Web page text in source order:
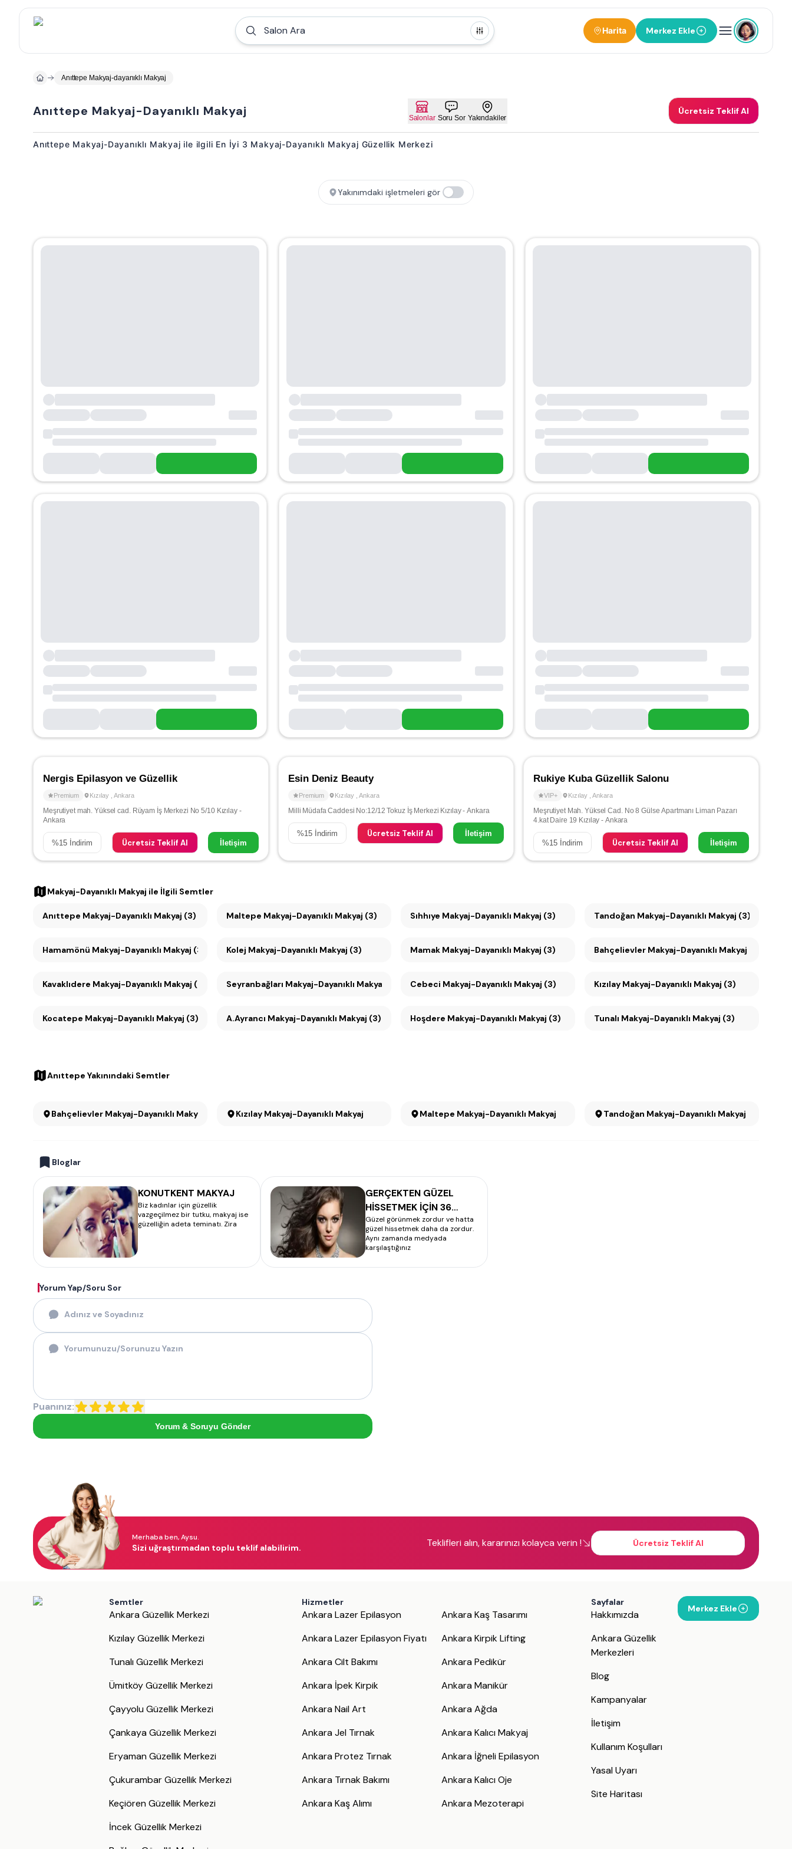
Salon Ara Harita Merkez Ekle
Anıttepe Makyaj-dayanıklı Makyaj
Anıttepe Makyaj-Dayanıklı Makyaj Salonlar Soru Sor Yakındakiler
Ücretsiz Teklif Al
Anıttepe Makyaj-Dayanıklı Makyaj ile ilgili En İyi 3 Makyaj-Dayanıklı Makyaj Güzellik Merkezi
Yakınımdaki işletmeleri gör
Nergis Epilasyon ve Güzellik
Premium Kızılay Ankara
Meşrutiyet mah. Yüksel cad. Rüyam İş Merkezi No 5/10 Kızılay -
Ankara
%15 İndirim Ücretsiz Teklif Al İletişim
Esin Deniz Beauty
Premium Kızılay Ankara
Milli Müdafa Caddesi No:12/12 Tokuz İş Merkezi Kızılay - Ankara
%15 İndirim Ücretsiz Teklif Al İletişim
Rukiye Kuba Güzellik Salonu
VIP+ Kızılay Ankara
Meşrutiyet Mah. Yüksel Cad. No 8 Gülse Apartmanı Liman Pazarı
4.kat Daire 19 Kızılay - Ankara
%15 İndirim Ücretsiz Teklif Al İletişim
Makyaj-Dayanıklı Makyaj ile İlgili Semtler
Anıttepe Makyaj-Dayanıklı Makyaj (3) Maltepe Makyaj-Dayanıklı Makyaj (3) Sıhhıye Makyaj-Dayanıklı Makyaj (3) Tandoğan Makyaj-Dayanıklı Makyaj (3)
Hamamönü Makyaj-Dayanıklı Makyaj (3) Kolej Makyaj-Dayanıklı Makyaj (3) Mamak Makyaj-Dayanıklı Makyaj (3) Bahçelievler Makyaj-Dayanıklı Makyaj (3)
Kavaklıdere Makyaj-Dayanıklı Makyaj (3) Seyranbağları Makyaj-Dayanıklı Makyaj (3) Cebeci Makyaj-Dayanıklı Makyaj (3) Kızılay Makyaj-Dayanıklı Makyaj (3)
Kocatepe Makyaj-Dayanıklı Makyaj (3) A.Ayrancı Makyaj-Dayanıklı Makyaj (3) Hoşdere Makyaj-Dayanıklı Makyaj (3) Tunalı Makyaj-Dayanıklı Makyaj (3)
Anıttepe Yakınındaki Semtler
Bahçelievler Makyaj-Dayanıklı Makyaj Kızılay Makyaj-Dayanıklı Makyaj Maltepe Makyaj-Dayanıklı Makyaj Tandoğan Makyaj-Dayanıklı Makyaj
Bloglar
KONUTKENT MAKYAJ
Biz kadınlar için güzellik
vazgeçilmez bir tutku, makyaj ise
güzelliğin adeta teminatı. Zira
GERÇEKTEN GÜZEL
HİSSETMEK İÇİN 36
YÖNTEM
Güzel görünmek zordur ve hatta
güzel hissetmek daha da zordur.
Aynı zamanda medyada
karşılaştığınız
Yorum Yap/Soru Sor
Puanınız:
Yorum & Soruyu Gönder
Merhaba ben, Aysu.
Sizi uğraştırmadan toplu teklif alabilirim. Teklifleri alın, kararınızı kolayca verin ! Ücretsiz Teklif Al
Semtler
Ankara Güzellik Merkezi
Kızılay Güzellik Merkezi
Tunalı Güzellik Merkezi
Ümitköy Güzellik Merkezi
Çayyolu Güzellik Merkezi
Çankaya Güzellik Merkezi
Eryaman Güzellik Merkezi
Çukurambar Güzellik Merkezi
Keçiören Güzellik Merkezi
İncek Güzellik Merkezi
Hizmetler
Ankara Lazer Epilasyon
Ankara Lazer Epilasyon Fiyatı
Ankara Cilt Bakımı
Ankara İpek Kirpik
Ankara Nail Art
Ankara Jel Tırnak
Ankara Protez Tırnak
Ankara Tırnak Bakımı
Ankara Kaş Alımı
Ankara Kaş Tasarımı
Ankara Kirpik Lifting
Ankara Pedikür
Ankara Manikür
Ankara Ağda
Ankara Kalıcı Makyaj
Ankara İğneli Epilasyon
Ankara Kalıcı Oje
Ankara Mezoterapi
Sayfalar
Hakkımızda
Ankara Güzellik
Merkezleri
Blog
Kampanyalar
İletişim
Kullanım Koşulları
Yasal Uyarı
Site Haritası
Merkez Ekle